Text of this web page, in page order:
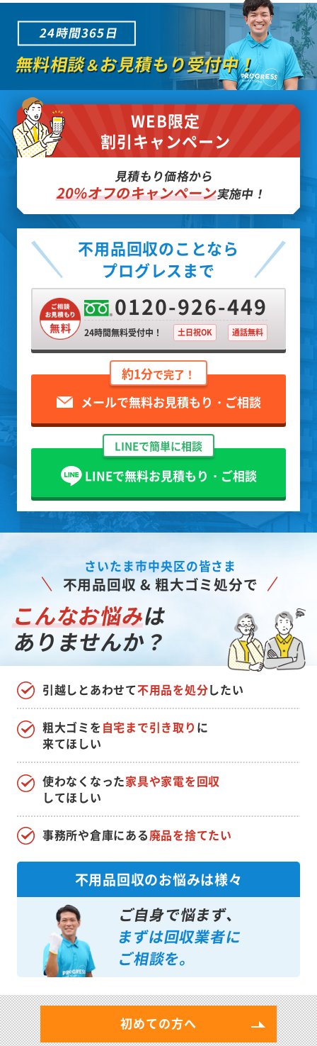
24時間365日
無料相談＆お見積もり受付中！
WEB限定
割引キャンペーン
見積もり価格から
20%オフのキャンペーン実施中！
不用品回収のことなら
プログレスまで
0120-926-449
24時間無料受付中！ 土日祝OK 通話無料
約1分で完了！
メールで無料お見積もり・ご相談
LINEで簡単に相談
LINEで無料お見積もり・ご相談
さいたま市中央区の皆さま
不用品回収 & 粗大ゴミ処分で
こんなお悩みは
ありませんか？
引越しとあわせて不用品を処分したい
使わなくなった家具や家電を回収
してほしい
粗大ゴミを自宅まで引き取り に
来てほしい
事務所や倉庫にある廃品を捨てたい
不用品回収のお悩みは様々
ご自身で悩まず、
まずは回収業者に
ご相談を。
初めての方へ